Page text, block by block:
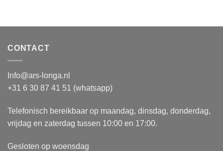
CONTACT
Info@ars-longa.nl
+31 6 30 87 41 51 (whatsapp)
Telefonisch bereikbaar op maandag, dinsdag, donderdag,
vrijdag en zaterdag tussen 10:00 en 17:00.
Gesloten op woensdag